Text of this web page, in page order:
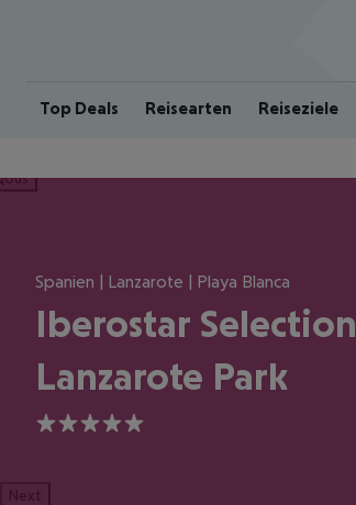
Top Deals Reisearten Reiseziele
Spanien | Lanzarote | Playa Blanca
Iberostar Selection
Lanzarote Park
5
Next